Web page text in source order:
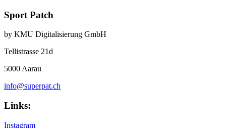
Sport Patch
by KMU Digitalisierung GmbH
Tellistrasse 21d
5000 Aarau
info@superpat.ch
Links:
Instagram